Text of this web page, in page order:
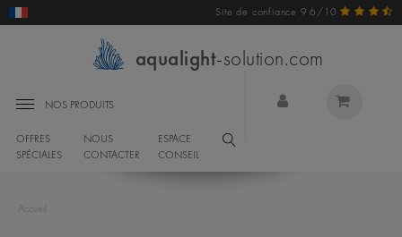
Site de confiance 9.6/10
aqualight-solution.com
NOS PRODUITS
OFFRES
SPÉCIALES
NOUS
CONTACTER
ESPACE
CONSEIL
Accueil